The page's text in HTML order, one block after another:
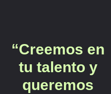
“Creemos en
tu talento y
queremos